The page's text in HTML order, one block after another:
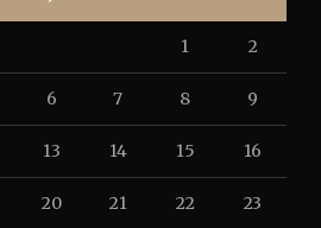
1 2
6 7 8 9
13 14 15 16
20 21 22 23